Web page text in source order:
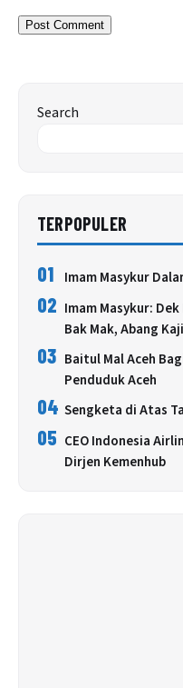
Search
TERPOPULER
01 Imam Masykur
02 Imam Masykur:
Bak Mak, Abang
03 Baitul Mal Aceh
Penduduk Aceh
04 Sengketa di Atas
05 CEO Indonesia
Dirjen Kemenhub